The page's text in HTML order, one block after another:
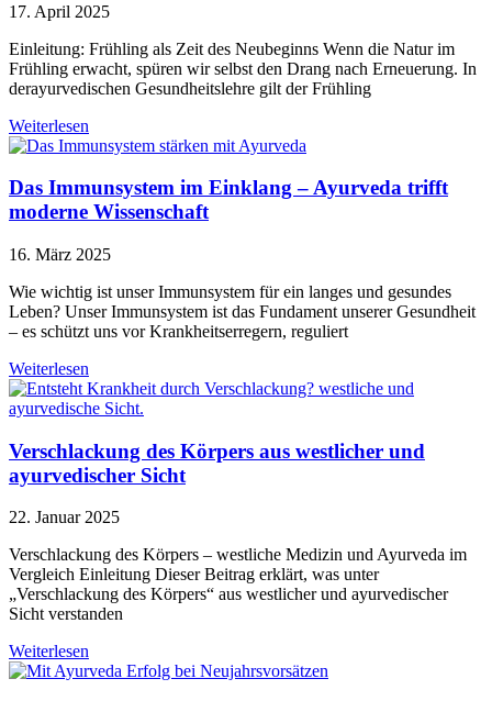
17. April 2025
Einleitung: Frühling als Zeit des Neubeginns Wenn die Natur im
Frühling erwacht, spüren wir selbst den Drang nach Erneuerung. In
derayurvedischen Gesundheitslehre gilt der Frühling
Weiterlesen
Das Immunsystem im Einklang – Ayurveda trifft
moderne Wissenschaft
16. März 2025
Wie wichtig ist unser Immunsystem für ein langes und gesundes
Leben? Unser Immunsystem ist das Fundament unserer Gesundheit
– es schützt uns vor Krankheitserregern, reguliert
Weiterlesen
Verschlackung des Körpers aus westlicher und
ayurvedischer Sicht
22. Januar 2025
Verschlackung des Körpers – westliche Medizin und Ayurveda im
Vergleich Einleitung Dieser Beitrag erklärt, was unter
„Verschlackung des Körpers“ aus westlicher und ayurvedischer
Sicht verstanden
Weiterlesen